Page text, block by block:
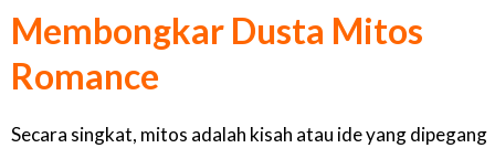
Membongkar Dusta Mitos
Romance
Secara singkat, mitos adalah kisah atau ide yang dipegang